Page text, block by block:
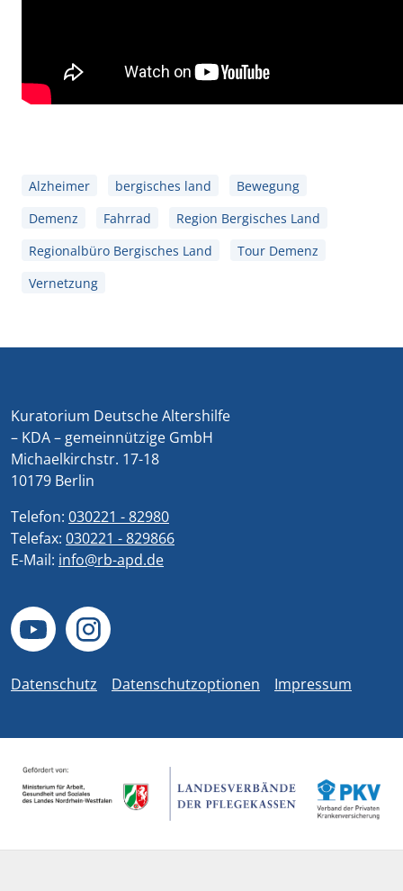
Alzheimer bergisches land
Bewegung
Demenz
Fahrrad
Region Bergisches Land
Regionalbüro Bergisches Land
Tour Demenz
Vernetzung
Kuratorium Deutsche Altershilfe
– KDA – gemeinnützige GmbH
Michaelkirchstr. 17-18
10179 Berlin
Telefon: 030221 - 82980
Telefax: 030221 - 829866
E-Mail: info@rb-apd.de
Datenschutz Datenschutzoptionen Impressum